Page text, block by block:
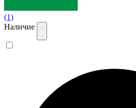
(1)
Наличие